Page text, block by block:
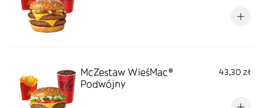
McZestaw WieśMac®
Podwójny
43,30 zł